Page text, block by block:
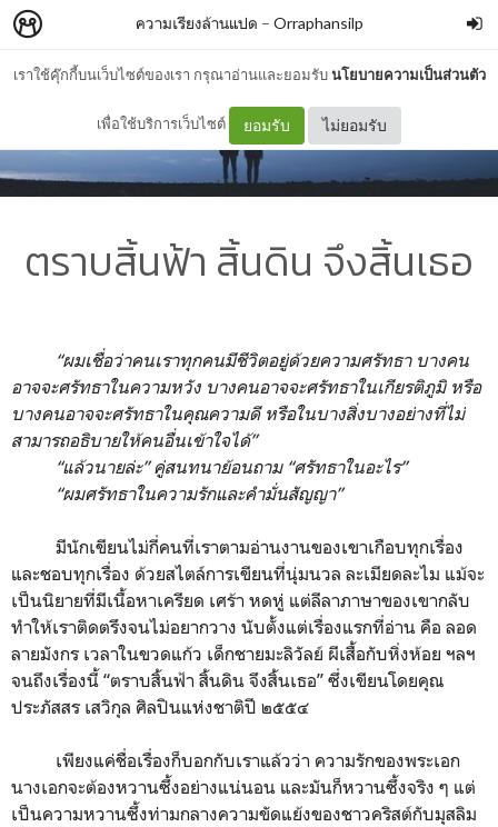
เราใช้คุ๊กกี้บนเว็บไซต์ของเรา กรุณาอ่านและยอมรับนโยบายความเป็นส่วนตัว
เพื่อใช้บริการเว็บไซต์ ยอมรับ ไม่ยอมรับ
ความเรียงล้านแปด – Orraphansilp
ตราบสิ้นฟ้า สิ้นดิน จึงสิ้นเธอ
“ผมเชื่อว่าคนเราทุกคนมีชีวิตอยู่ด้วยความศรัทธา บางคน
อาจจะศรัทธาในความหวัง บางคนอาจจะศรัทธาในเกียรติภูมิ หรือ
บางคนอาจจะศรัทธาในคุณความดี หรือในบางสิ่งบางอย่างที่ไม่
สามารถอธิบายให้คนอื่นเข้าใจได้”
“แล้วนายล่ะ” คู่สนทนาย้อนถาม “ศรัทธาในอะไร”
“ผมศรัทธาในความรักและคำมั่นสัญญา”
มีนักเขียนไม่กี่คนที่เราตามอ่านงานของเขาเกือบทุกเรื่อง
และชอบทุกเรื่อง ด้วยสไตล์การเขียนที่นุ่มนวล ละเมียดละไม แม้จะ
เป็นนิยายที่มีเนื้อหาเครียด เศร้า หดหู่ แต่ลีลาภาษาของเขากลับ
ทำให้เราติดตรึงจนไม่อยากวาง นับตั้งแต่เรื่องแรกที่อ่าน คือ ลอด
ลายมังกร เวลาในขวดแก้ว เด็กชายมะลิวัลย์ ผีเสื้อกับหิ่งห้อย ฯลฯ
จนถึงเรื่องนี้ “ตราบสิ้นฟ้า สิ้นดิน จึงสิ้นเธอ” ซึ่งเขียนโดยคุณ
ประภัสสร เสวิกุล ศิลปินแห่งชาติปี ๒๕๕๔
เพียงแค่ชื่อเรื่องก็บอกกับเราแล้วว่า ความรักของพระเอก
นางเอกจะต้องหวานซึ้งอย่างแน่นอน และมันก็หวานซึ้งจริง ๆ แต่
เป็นความหวานซึ้งท่ามกลางความขัดแย้งของชาวคริสต์กับมุสลิม